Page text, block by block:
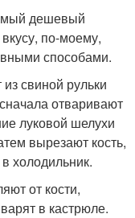
дешевый
по-моему,
способами.
свиной рульки
отваривают
луковой шелухи
вырезают кость,
холодильник.
от кости,
в кастрюле.